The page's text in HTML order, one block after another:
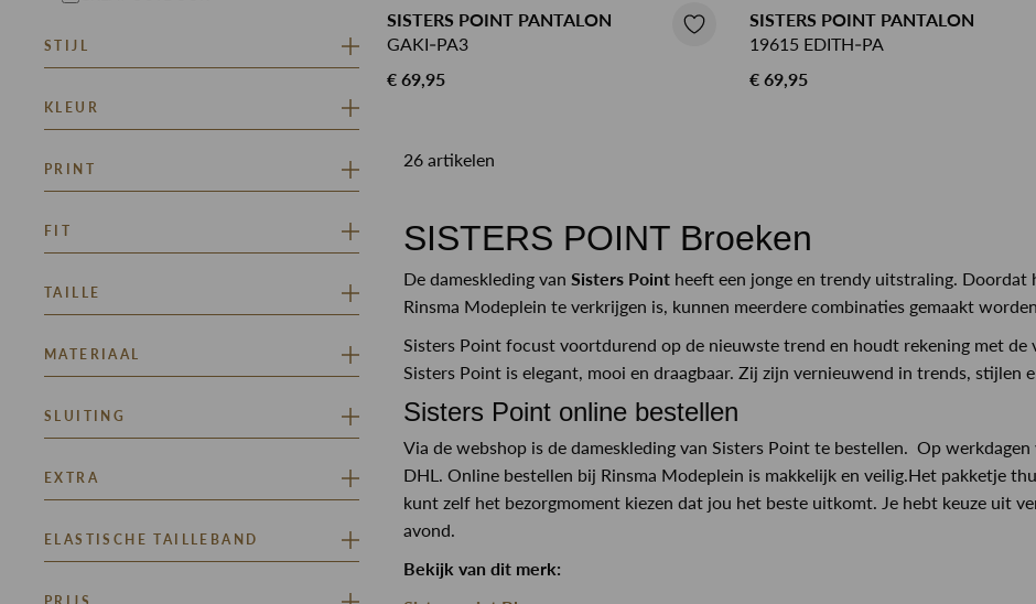
STIJL
RINSMA ONTREND
KLEUR
BEIGE
Toon meer
PRINT
GEMÊLEERD
FIT
STRAIGHT
TAILLE
HIGH WAIST
MATERIAAL
NON STRETCH
STRETCH DENIM
SLUITING
KNOOP EN RITSSLUITING
EXTRA
CEINTUUR
ELASTISCHE TAILLEBAND
JA
SISTERS POINT PANTALON
GAKI-PA3
€ 69,95
SISTERS POINT PANTALON
19615 EDITH-PA
€ 69,95
26 artikelen
SISTERS POINT Broeken
De dameskleding van Sisters Point heeft een jonge en trendy uitstraling.
Rinsma Modeplein te verkrijgen is, kunnen meerdere combinaties gemaakt
Sisters Point focust voortdurend op de nieuwste trend en houdt rekening met de
Sisters Point is elegant, mooi en draagbaar. Zij zijn vernieuwend in trends, stijlen
Sisters Point online bestellen
Via de webshop is de dameskleding van Sisters Point te bestellen. Op
DHL. Online bestellen bij Rinsma Modeplein is makkelijk en veilig.Het pakketje
kunt zelf het bezorgmoment kiezen dat jou het beste uitkomt. Je hebt keuze uit
avond.
Bekijk van dit merk: